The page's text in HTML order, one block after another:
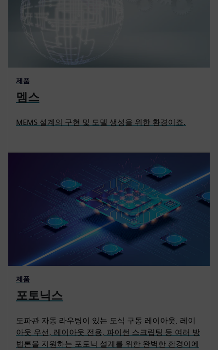
제품
멤스
MEMS 설계의 구현 및 모델 생성을 위한 환경이죠.
제품
포토닉스
도파관 자동 라우팅이 있는 도식 구동 레이아웃, 레이
아웃 우선, 레이아웃 전용, 파이썬 스크립팅 등 여러 방
법론을 지원하는 포토닉 설계를 위한 완벽한 환경이에